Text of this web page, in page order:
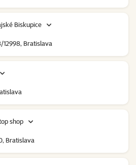
Biskupice
12998, Bratislava
shop
Bratislava